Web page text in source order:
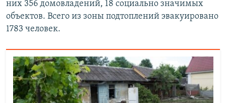
них 356 домовладений, 18 социально значимых
объектов. Всего из зоны подтоплений эвакуировано
1783 человек.